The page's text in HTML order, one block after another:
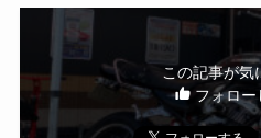
この記事が気
フォロー